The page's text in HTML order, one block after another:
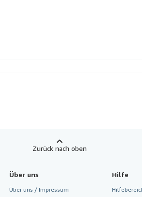
Zurück nach oben
Über uns
Über uns / Impressum
Hilfe